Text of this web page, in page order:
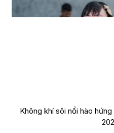
Không khí sôi nổi hào